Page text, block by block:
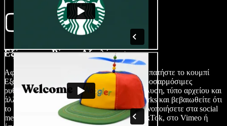
Εξάγετε το Βίντεο Αξιολόγησης
Αφού τελειοποιήσετε το αριστούργημά σας, πατήστε το κουμπί
Εξαγωγή. Το Speechify Studio προσφέρει προσαρμόσιμες
ρυθμίσεις εξαγωγής, ώστε να διαλέξετε ανάλυση, τύπο αρχείου και
άλλες προδιαγραφές. Αφαιρέστε τα watermarks και βεβαιωθείτε ότι
το βίντεο είναι υψηλής ποιότητας πριν το κοινοποιήσετε στα social
media, στο κανάλι σας στο YouTube, στο TikTok, στο Vimeo ή